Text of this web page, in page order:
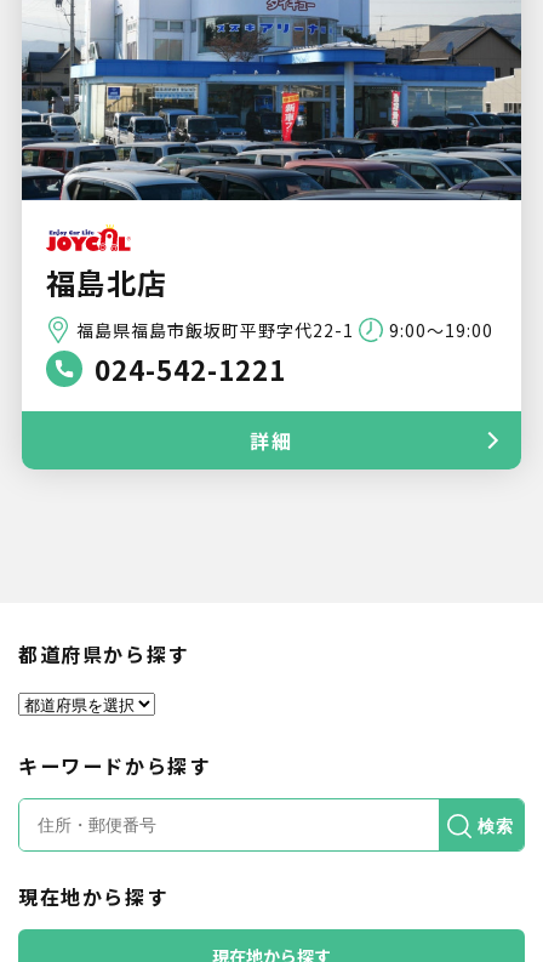
福島北店
福島県福島市飯坂町平野字代22-1 9:00～19:00
024-542-1221
詳細
都道府県から探す
キーワードから探す
検索
現在地から探す
現在地から探す